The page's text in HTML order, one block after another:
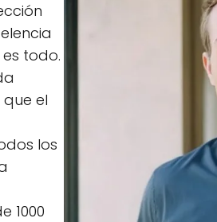
todo.
el
los
1000